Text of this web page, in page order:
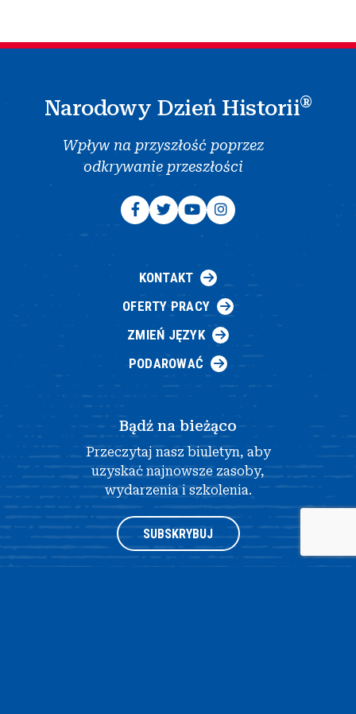
Narodowy Dzień Historii®
Wpływ na przyszłość poprzez
odkrywanie przeszłości
KONTAKT
OFERTY PRACY
ZMIEŃ JĘZYK
PODAROWAĆ
Bądź na bieżąco
Przeczytaj nasz biuletyn, aby
uzyskać najnowsze zasoby,
wydarzenia i szkolenia.
SUBSKRYBUJ